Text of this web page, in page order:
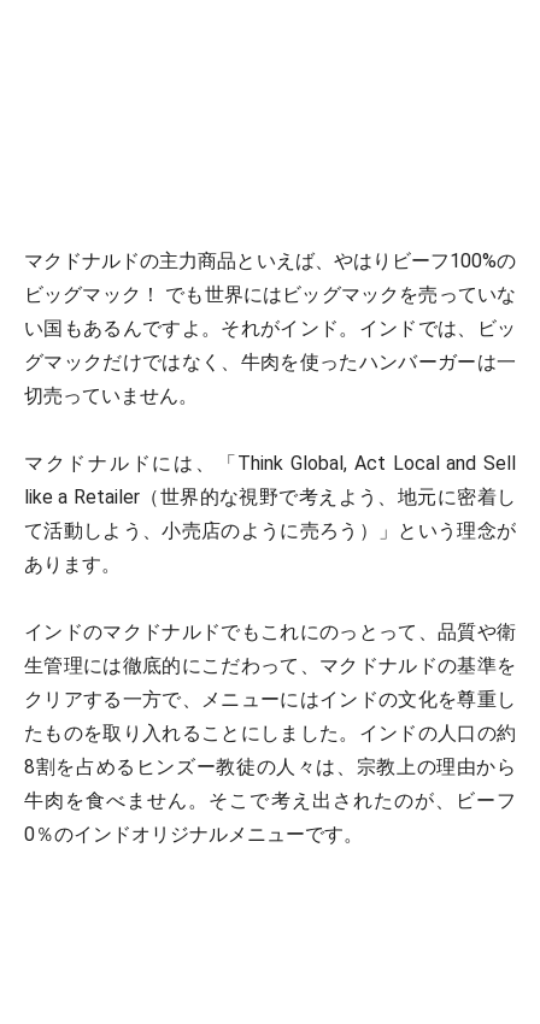
マクドナルドの主力商品といえば、やはりビーフ100%の
ビッグマック！ でも世界にはビッグマックを売っていな
い国もあるんですよ。それがインド。インドでは、ビッ
グマックだけではなく、牛肉を使ったハンバーガーは一
切売っていません。
マクドナルドには、「Think Global, Act Local and Sell
like a Retailer（世界的な視野で考えよう、地元に密着し
て活動しよう、小売店のように売ろう）」という理念が
あります。
インドのマクドナルドでもこれにのっとって、品質や衛
生管理には徹底的にこだわって、マクドナルドの基準を
クリアする一方で、メニューにはインドの文化を尊重し
たものを取り入れることにしました。インドの人口の約
8割を占めるヒンズー教徒の人々は、宗教上の理由から
牛肉を食べません。そこで考え出されたのが、ビーフ
0％のインドオリジナルメニューです。